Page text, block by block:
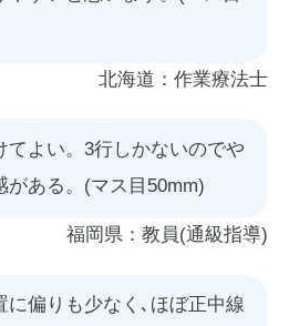
北海道：作業療法士
てよい。3行しかないのでや
がある。(マス目50mm)
福岡県：教員(通級指導)
に偏りも少なく､ほぼ正中線